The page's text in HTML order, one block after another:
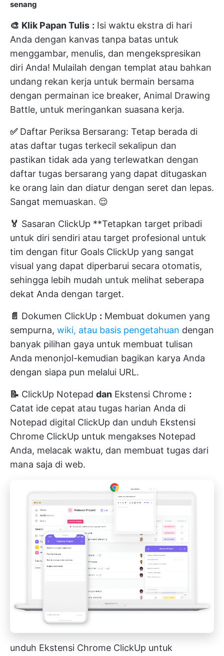
senang
🎨 Klik Papan Tulis : Isi waktu ekstra di hari
Anda dengan kanvas tanpa batas untuk
menggambar, menulis, dan mengekspresikan
diri Anda! Mulailah dengan templat atau bahkan
undang rekan kerja untuk bermain bersama
dengan permainan ice breaker, Animal Drawing
Battle, untuk meringankan suasana kerja.
✅ Daftar Periksa Bersarang: Tetap berada di
atas daftar tugas terkecil sekalipun dan
pastikan tidak ada yang terlewatkan dengan
daftar tugas bersarang yang dapat ditugaskan
ke orang lain dan diatur dengan seret dan lepas.
Sangat memuaskan. 😌
🏅 Sasaran ClickUp **Tetapkan target pribadi
untuk diri sendiri atau target profesional untuk
tim dengan fitur Goals ClickUp yang sangat
visual yang dapat diperbarui secara otomatis,
sehingga lebih mudah untuk melihat seberapa
dekat Anda dengan target.
📄 Dokumen ClickUp : Membuat dokumen yang
sempurna, wiki, atau basis pengetahuan dengan
banyak pilihan gaya untuk membuat tulisan
Anda menonjol-kemudian bagikan karya Anda
dengan siapa pun melalui URL.
📝 ClickUp Notepad dan Ekstensi Chrome :
Catat ide cepat atau tugas harian Anda di
Notepad digital ClickUp dan unduh Ekstensi
Chrome ClickUp untuk mengakses Notepad
Anda, melacak waktu, dan membuat tugas dari
mana saja di web.
unduh Ekstensi Chrome ClickUp untuk